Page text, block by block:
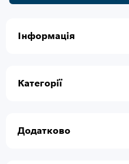
Інформація
Категорії
Додатково